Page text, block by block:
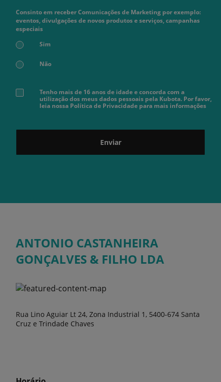
Consinto em receber Comunicações de Marketing por exemplo:
eventos, divulgações de novos produtos e serviços, campanhas
especiais
Sim
Não
Tenho mais de 16 anos de idade e concorda com a
utilização dos meus dados pessoais pela Kubota. Por favor,
leia nossa Política de Privacidade para mais informações
Enviar
ANTONIO CASTANHEIRA
GONÇALVES & FILHO LDA
Rua Lino Aguiar Lt 24, Zona Industrial 1, 5400-674 Santa
Cruz e Trindade Chaves